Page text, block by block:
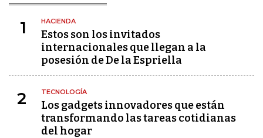
1 HACIENDA
Estos son los invitados
internacionales que llegan a la
posesión de De la Espriella
2 TECNOLOGÍA
Los gadgets innovadores que están
transformando las tareas cotidianas
del hogar